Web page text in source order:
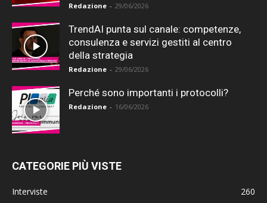
Redazione - 29/06/2026
TrendAI punta sul canale: competenze,
consulenza e servizi gestiti al centro
della strategia
Redazione - 29/06/2026
Perché sono importanti i protocolli?
Redazione - 16/06/2026
CATEGORIE PIÙ VISTE
Interviste
260